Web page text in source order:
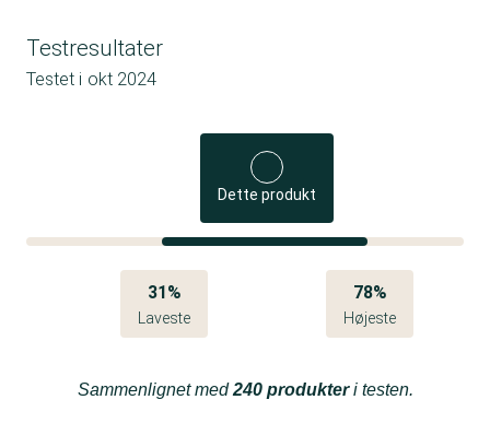
Testresultater
Testet i okt 2024
Dette produkt
31%
Laveste
78%
Højeste
Sammenlignet med240 produkteri testen.